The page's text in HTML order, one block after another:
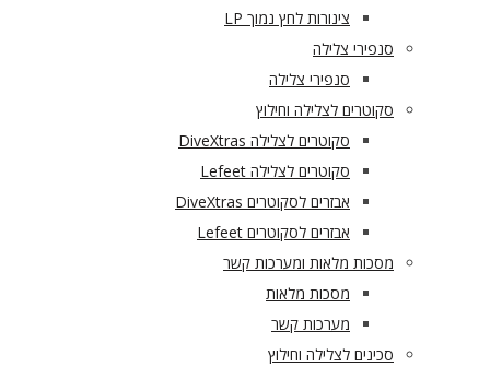
צינורות לחץ נמוך LP
סנפירי צלילה
סנפירי צלילה
סקוטרים לצלילה וחילוץ
סקוטרים לצלילה DiveXtras
סקוטרים לצלילה Lefeet
אבזרים לסקוטרים DiveXtras
אבזרים לסקוטרים Lefeet
מסכות מלאות ומערכות קשר
מסכות מלאות
מערכות קשר
סכינים לצלילה וחילוץ